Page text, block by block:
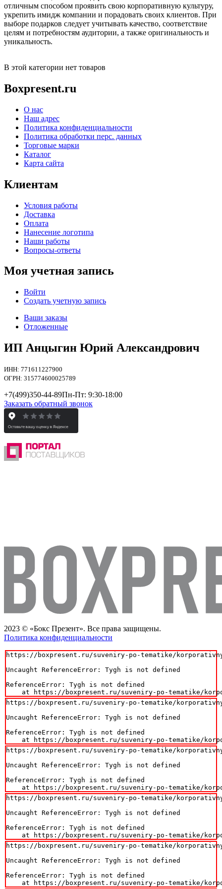
отличным способом проявить свою корпоративную культуру,
укрепить имидж компании и порадовать своих клиентов. При
выборе подарков следует учитывать качество, соответствие
целям и потребностям аудитории, а также оригинальность и
уникальность.
В этой категории нет товаров
Boxpresent.ru
О нас
Наш адрес
Политика конфиденциальности
Политика обработки перс. данных
Торговые марки
Каталог
Карта сайта
Клиентам
Условия работы
Доставка
Оплата
Нанесение логотипа
Наши работы
Вопросы-ответы
Моя учетная запись
Войти
Создать учетную запись
Ваши заказы
Отложенные
ИП Анцыгин Юрий Александрович
ИНН: 771611227900
ОГРН: 315774600025789
+7(499)350-44-89Пн-Пт: 9:30-18:00
Заказать обратный звонок
2023 © «Бокс Презент». Все права защищены.
Политика конфиденциальности
https://boxpresent.ru/suveniry-po-tematike/
Uncaught ReferenceError: Tygh is not defined
ReferenceError: Tygh is not defined
at https://boxpresent.ru/suveniry-po-tematike/
https://boxpresent.ru/suveniry-po-tematike/
Uncaught ReferenceError: Tygh is not defined
ReferenceError: Tygh is not defined
at https://boxpresent.ru/suveniry-po-tematike/
https://boxpresent.ru/suveniry-po-tematike/
Uncaught ReferenceError: Tygh is not defined
ReferenceError: Tygh is not defined
at https://boxpresent.ru/suveniry-po-tematike/
https://boxpresent.ru/suveniry-po-tematike/
Uncaught ReferenceError: Tygh is not defined
ReferenceError: Tygh is not defined
at https://boxpresent.ru/suveniry-po-tematike/
https://boxpresent.ru/suveniry-po-tematike/
Uncaught ReferenceError: Tygh is not defined
ReferenceError: Tygh is not defined
at https://boxpresent.ru/suveniry-po-tematike/